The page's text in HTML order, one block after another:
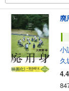
廃
小
久
4.4